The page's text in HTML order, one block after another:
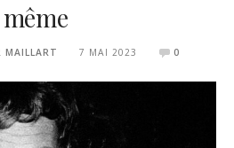
MAILLART 7 MAI 2023 0